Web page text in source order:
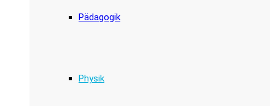
Pädagogik
Physik